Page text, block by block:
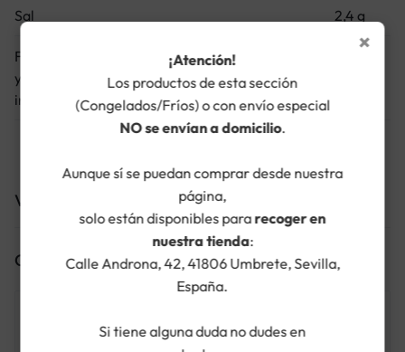
Sal 2,4 g
Frutas ‚ verduras ‚ nueces y colza ‚ aceites de nuez
y oliva (estimación del análisis de la lista de
ingredientes)
Valoraciones (0)
Clasificaciones
0.0 5
×
¡Atención!
Los productos de esta sección
(Congelados/Fríos) o con envío especial
NO se envían a domicilio.
Aunque sí se puedan comprar desde nuestra
página,
solo están disponibles pararecoger en
nuestra tienda:
Calle Androna, 42, 41806 Umbrete, Sevilla,
España.
Si tiene alguna duda no dudes en